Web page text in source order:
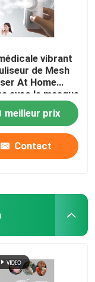
vibrant
de Mesh
At Home
avec le masque
meilleur prix
Contact